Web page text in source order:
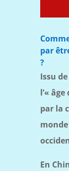
par
?
Issu
l’«
par la
En